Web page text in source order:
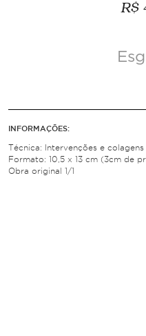
R$
INFORMAÇÕES:
Técnica: Intervenções e
Formato: 10,5 x 13 cm (3cm de
Obra original 1/1